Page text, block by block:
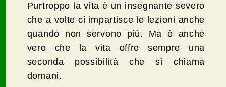
Purtroppo la vita è un insegnante severo
che a volte ci impartisce le lezioni anche
quando non servono più. Ma è anche
vero che la vita offre sempre una
seconda possibilità che si chiama
domani.